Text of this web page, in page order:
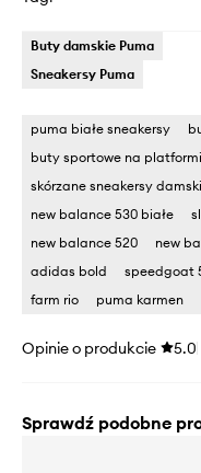
Buty damskie Puma
Sneakersy Puma
puma białe sneakersy
buty sportowe na
skórzane sneakersy
new balance 530 białe
new balance 520
new
adidas bold
speedgoat
farm rio
puma karmen
Opinie o produkcie 5.0
Sprawdź podobne